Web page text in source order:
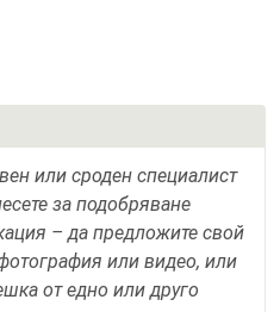
или сроден специалист
за подобряване
– да предложите свой
или видео, или
от едно или друго